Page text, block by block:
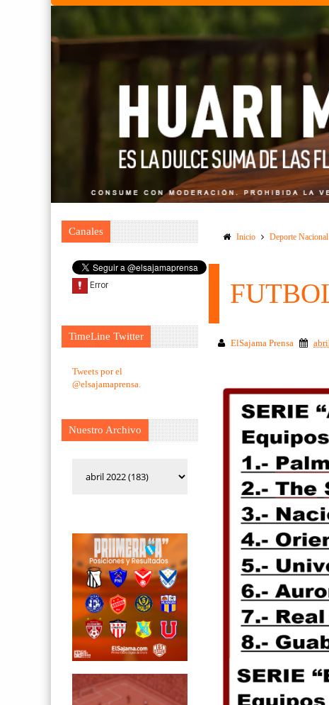
Canales
TimeLine Twitter
Tweets por el
@elsajamaprensa.
Nuestro Archivo
Inicio Deporte Nacional
ElSajama Prensa